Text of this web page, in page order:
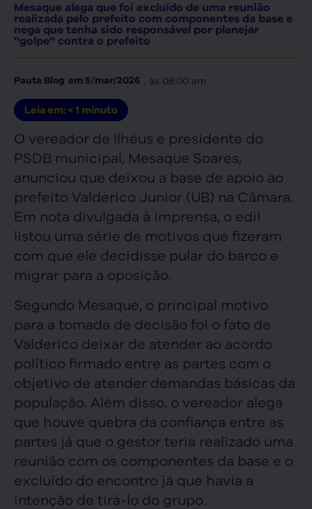
Mesaque alega que foi excluído de uma reunião
realizada pelo prefeito com componentes da base e
nega que tenha sido responsável por planejar
''golpe'' contra o prefeito
Pauta Blog em 5/mar/2026 , às 08:00 am
Leia em: < 1 minuto
O vereador de Ilhéus e presidente do
PSDB municipal, Mesaque Soares,
anunciou que deixou a base de apoio ao
prefeito Valderico Junior (UB) na Câmara.
Em nota divulgada à imprensa, o edil
listou uma série de motivos que fizeram
com que ele decidisse pular do barco e
migrar para a oposição.
Segundo Mesaque, o principal motivo
para a tomada de decisão foi o fato de
Valderico deixar de atender ao acordo
político firmado entre as partes com o
objetivo de atender demandas básicas da
população. Além disso, o vereador alega
que houve quebra da confiança entre as
partes já que o gestor teria realizado uma
reunião com os componentes da base e o
excluído do encontro já que havia a
intenção de tirá-lo do grupo.